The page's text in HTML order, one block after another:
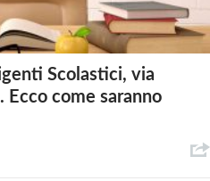
Scolastici, via
Ecco come saranno